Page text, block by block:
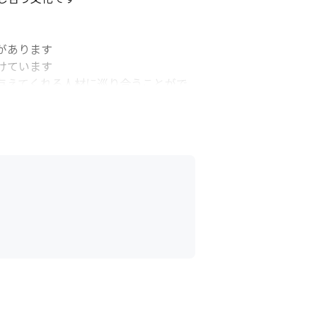
あります
ています
てくれる人材に巡り合うことがで
シェアをキープしており、提供地域
もって国内外問 わずマーケットシ